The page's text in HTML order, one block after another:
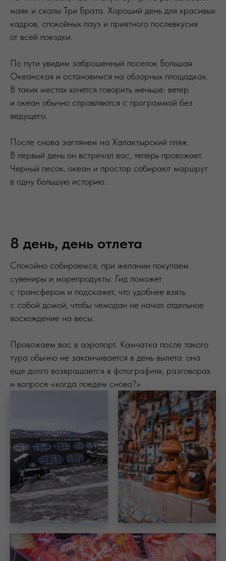
маяк и скалы Три Брата. Хороший день для красивых
кадров, спокойных пауз и приятного послевкусия
от всей поездки.
По пути увидим заброшенный поселок Большая
Океанская и остановимся на обзорных площадках.
В таких местах хочется говорить меньше: ветер
и океан обычно справляются с программой без
ведущего.
После снова заглянем на Халактырский пляж.
В первый день он встречал вас, теперь провожает.
Черный песок, океан и простор собирают маршрут
в одну большую историю.
8 день, день отлета
Спокойно собираемся, при желании покупаем
сувениры и морепродукты. Гид поможет
с трансфером и подскажет, что удобнее взять
с собой домой, чтобы чемодан не начал отдельное
восхождение на весы.
Провожаем вас в аэропорт. Камчатка после такого
тура обычно не заканчивается в день вылета: она
еще долго возвращается в фотографиях, разговорах
и вопросе «когда поедем снова?»